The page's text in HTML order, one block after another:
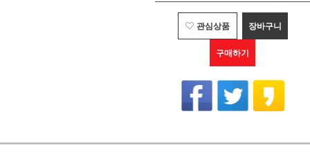
관심상품 장바구니
구매하기